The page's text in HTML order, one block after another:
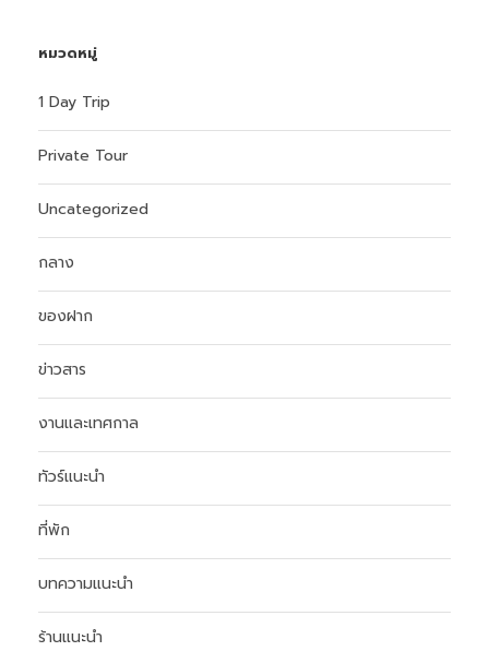
หมวดหมู่
1 Day Trip
Private Tour
Uncategorized
กลาง
ของฝาก
ข่าวสาร
งานและเทศกาล
ทัวร์แนะนำ
ที่พัก
บทความแนะนำ
ร้านแนะนำ